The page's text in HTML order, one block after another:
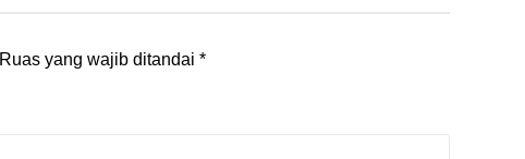
Ruas yang wajib ditandai *